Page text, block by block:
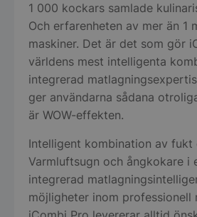
1 000 kockars samlade
Och erfarenheten av mer än 1
maskiner. Det är det som gör
världens mest intelligenta
integrerad
ger användarna sådana
är WOW-effekten.
Intelligent kombination av fukt
Varmluftsugn och ångkokare i
integrerad
möjligheter inom professionell